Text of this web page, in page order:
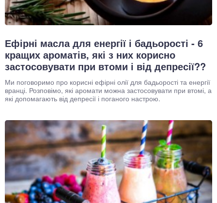
Ефірні масла для енергії і бадьорості - 6
кращих ароматів, які з них корисно
застосовувати при втоми і від депресії??
Ми поговоримо про корисні ефірні олії для бадьорості та енергії
вранці. Розповімо, які аромати можна застосовувати при втомі, а
які допомагають від депресії і поганого настрою.